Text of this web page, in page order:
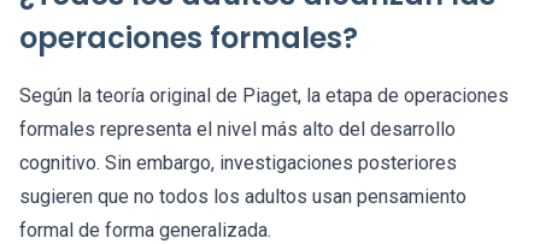
operaciones formales?
Según la teoría original de Piaget, la etapa de operaciones
formales representa el nivel más alto del desarrollo
cognitivo. Sin embargo, investigaciones posteriores
sugieren que no todos los adultos usan pensamiento
formal de forma generalizada.